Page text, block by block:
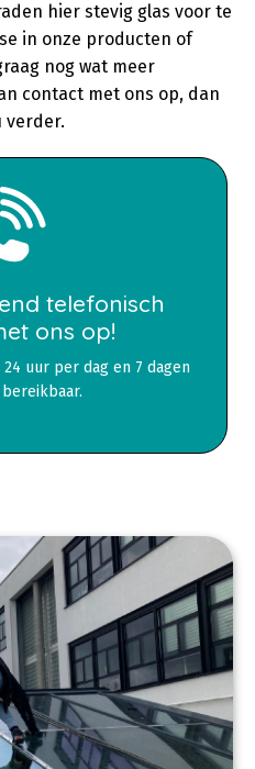
hier stevig glas voor te
in onze producten of
nog wat meer
contact met ons op, dan
verder.
telefonisch
ons op!
uur per dag en 7 dagen